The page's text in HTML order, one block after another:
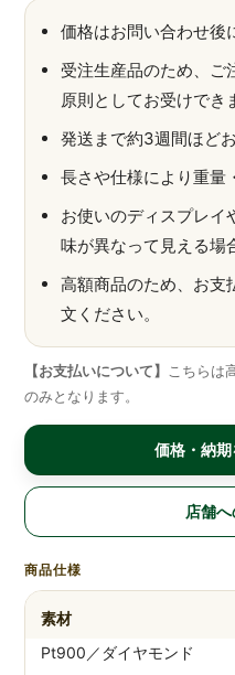
価格はお問い合わせ後
受注生産品のため、ご
原則としてお受けでき
発送まで約3週間ほど
長さや仕様により重量
お使いのディスプレイ
味が異なって見える場
高額商品のため、お支
文ください。
【お支払いについて】 こちらは
のみとなります。
価格・納
店舗
商品仕様
素材
Pt900／ダイヤモンド